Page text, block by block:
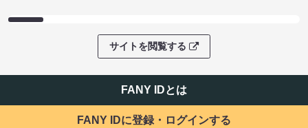
サイトを閲覧する
FANY IDとは
FANY IDに登録・ログインする